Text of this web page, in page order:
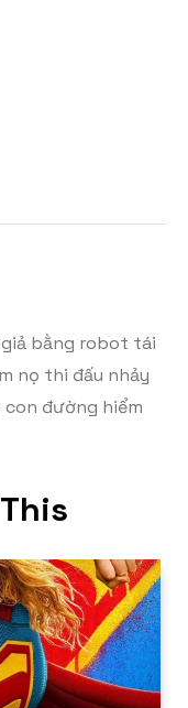
bằng robot tái
nọ thi đấu nhảy
đường hiểm